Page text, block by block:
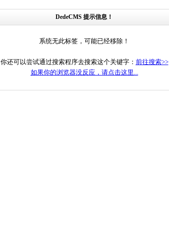
DedeCMS 提示信息！
系统无此标签，可能已经移除！
你还可以尝试通过搜索程序去搜索这个关键字： 前往搜索>>
如果你的浏览器没反应，请点击这里...